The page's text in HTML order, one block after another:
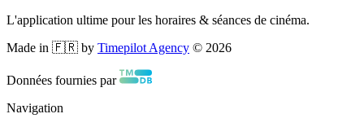
L'application ultime pour les horaires & séances de cinéma.
Made in 🇫🇷 by Timepilot Agency © 2026
Données fournies par
Navigation